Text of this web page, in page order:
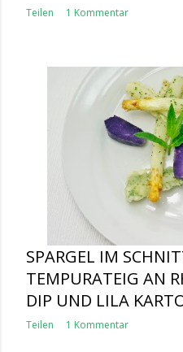
Teilen 1 Kommentar
SPARGEL IM
TEMPURATEIG AN
DIP UND LILA
Teilen 1 Kommentar